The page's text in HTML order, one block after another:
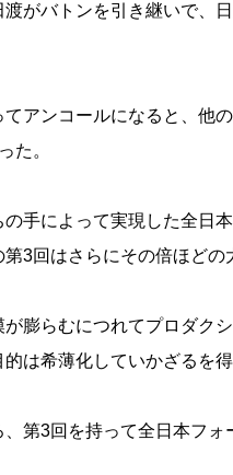
渡がバトンを引き継いで、
てアンコールになると、他
た。
の手によって実現した全日
第3回はさらにその倍ほどの
が膨らむにつれてプロダク
は希薄化していかざるを得
第3回を持って全日本フォ